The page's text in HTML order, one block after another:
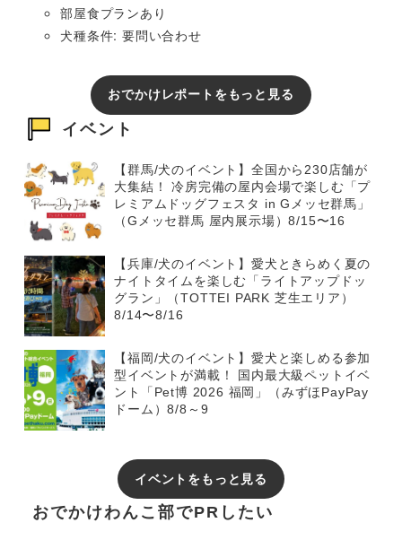
部屋食プランあり
犬種条件: 要問い合わせ
おでかけレポートをもっと見る
イベント
【群馬/犬のイベント】全国から230店舗が
大集結！ 冷房完備の屋内会場で楽しむ「プ
レミアムドッグフェスタ in Gメッセ群馬」
（Gメッセ群馬 屋内展示場）8/15〜16
【兵庫/犬のイベント】愛犬ときらめく夏の
ナイトタイムを楽しむ「ライトアップドッ
グラン」（TOTTEI PARK 芝生エリア）
8/14〜8/16
【福岡/犬のイベント】愛犬と楽しめる参加
型イベントが満載！ 国内最大級ペットイベ
ント「Pet博 2026 福岡」（みずほPayPay
ドーム）8/8～9
イベントをもっと見る
おでかけわんこ部でPRしたい